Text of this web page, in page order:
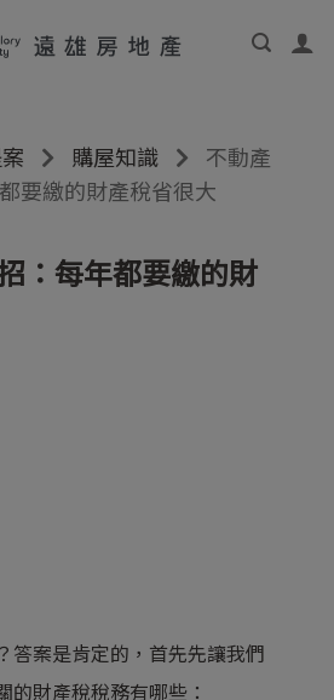
購屋知識
不動產
要繳的財產稅省很大
：每年都要繳的財
答案是肯定的，首先先讓我們
的財產稅稅務有哪些：